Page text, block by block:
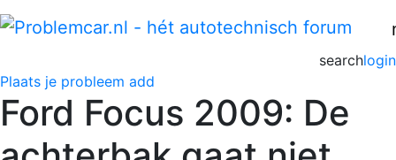
login
search
Plaats je probleem add
Ford Focus 2009: De